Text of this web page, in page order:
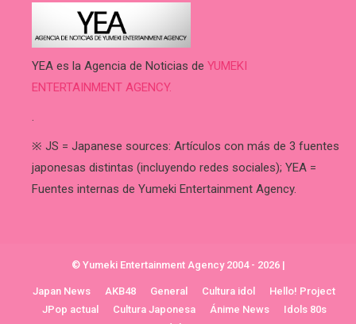
YEA es la Agencia de Noticias de YUMEKI
ENTERTAINMENT AGENCY.
.
※ JS = Japanese sources: Artículos con más de 3 fuentes
japonesas distintas (incluyendo redes sociales); YEA =
Fuentes internas de Yumeki Entertainment Agency.
© Yumeki Entertainment Agency 2004 - 2026 |
Japan News AKB48 General Cultura idol
Hello! Project
JPop actual
Cultura Japonesa Ánime News
Idols 80s